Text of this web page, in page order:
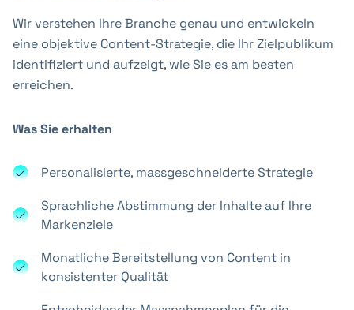
Wir verstehen Ihre Branche genau und entwickeln
eine objektive Content-Strategie, die Ihr Zielpublikum
identifiziert und aufzeigt, wie Sie es am besten
erreichen.
Was Sie erhalten
Personalisierte, massgeschneiderte Strategie
Sprachliche Abstimmung der Inhalte auf Ihre
Markenziele
Monatliche Bereitstellung von Content in
konsistenter Qualität